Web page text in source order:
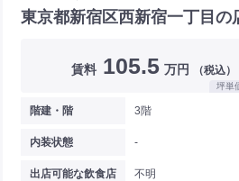
東京都新宿区西新宿一丁目の
賃料 105.5 万円 （税込）
坪単
階建・階 3階
内装状態 -
出店可能な飲食店 不明